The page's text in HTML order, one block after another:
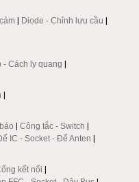
| Diode - Chỉnh lưu cầu |
- Cách ly quang |
|
| Công tắc - Switch |
IC - Socket - Đế Anten |
kết nối |